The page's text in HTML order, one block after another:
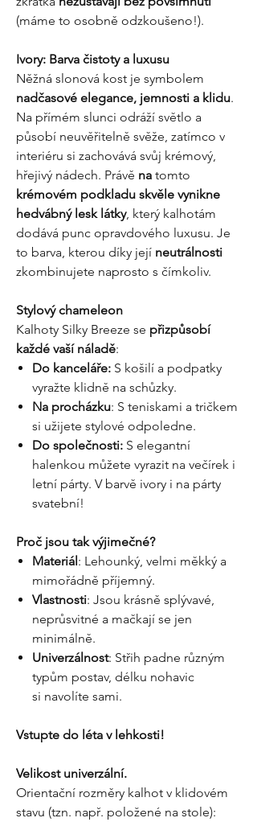
(máme to osobně odzkoušeno!).
Ivory: Barva čistoty a luxusu
Něžná slonová kost je symbolem
nadčasové elegance, jemnosti a klidu.
Na přímém slunci odráží světlo a
působí neuvěřitelně svěže, zatímco v
interiéru si zachovává svůj krémový,
hřejivý nádech. Právě na tomto
krémovém podkladu skvěle vynikne
hedvábný lesk látky, který kalhotám
dodává punc opravdového luxusu. Je
to barva, kterou díky její neutrálnosti
zkombinujete naprosto s čímkoliv.
Stylový chameleon
Kalhoty Silky Breeze se přizpůsobí
každé vaší náladě:
Do kanceláře: S košilí a podpatky
vyražte klidně na schůzky.
Na procházku: S teniskami a tričkem
si užijete stylové odpoledne.
Do společnosti: S elegantní
halenkou můžete vyrazit na večírek i
letní párty. V barvě ivory i na párty
svatební!
Proč jsou tak výjimečné?
Materiál : Lehounký, velmi měkký a
mimořádně příjemný.
Vlastnosti: Jsou krásně splývavé,
neprůsvitné a mačkají se jen
minimálně.
Univerzálnost: Střih padne různým
typům postav, délku nohavic
si navolíte sami.
Vstupte do léta v lehkosti!
Velikost univerzální.
Orientační rozměry kalhot v klidovém
stavu (tzn. např. položené na stole):